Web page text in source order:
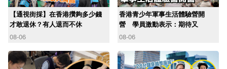
【通視街採】在香港攢夠多少錢
才敢退休？有人退而不休
08-06
香港青少年軍事生活體驗營開
營 學員激動表示：期待又
08-06